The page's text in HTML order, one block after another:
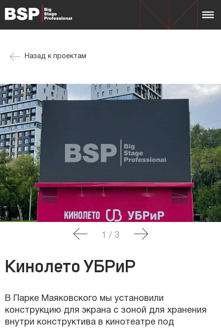
Назад к проектам
1 / 3
Кинолето УБРиР
В Парке Маяковского мы установили
конструкцию для экрана с зоной для хранения
внутри конструктива в кинотеатре под